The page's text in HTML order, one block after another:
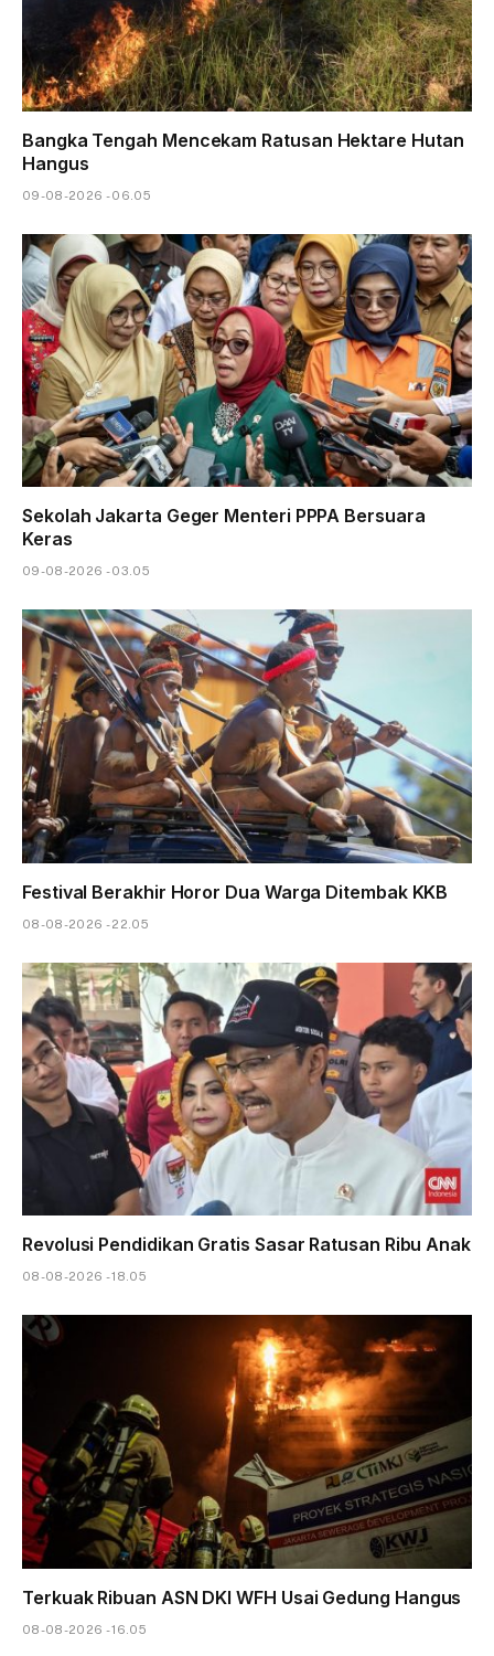
Bangka Tengah Mencekam Ratusan Hektare Hutan
Hangus
09-08-2026 - 06.05
Sekolah Jakarta Geger Menteri PPPA Bersuara
Keras
09-08-2026 - 03.05
Festival Berakhir Horor Dua Warga Ditembak KKB
08-08-2026 - 22.05
Revolusi Pendidikan Gratis Sasar Ratusan Ribu Anak
08-08-2026 - 18.05
Terkuak Ribuan ASN DKI WFH Usai Gedung Hangus
08-08-2026 - 16.05